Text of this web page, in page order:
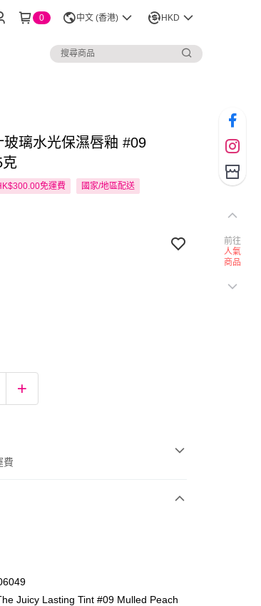
0 中文 (香港) HKD
璃水光保濕唇釉 #09
免運費 國家/地區配送
費
Juicy Lasting Tint #09 Mulled Peach
前往
人氣
商品